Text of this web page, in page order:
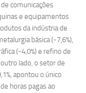
comunicações
e equipamentos
da indústria de
básica (-7,6%),
(-4,0%) e refino de
lado, o setor de
apontou o único
horas pagas ao